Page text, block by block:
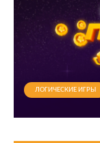
ЛОГИЧЕСКИЕ ИГРЫ